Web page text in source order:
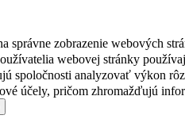
správne zobrazenie webových
webovej stránky
spoločnosti analyzovať výkon
účely, pričom zhromažďujú